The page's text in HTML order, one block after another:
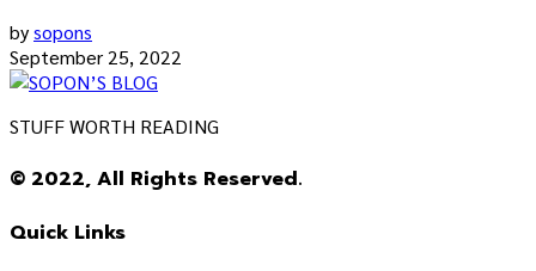
bysopons
September 25, 2022
STUFF WORTH READING
© 2022, All Rights Reserved.
Quick Links